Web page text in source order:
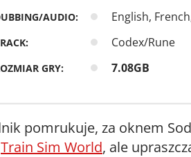
AUDIO: English,
Codex/Rune
GRY: 7.08GB
pomrukuje, za oknem
Train Sim World, ale